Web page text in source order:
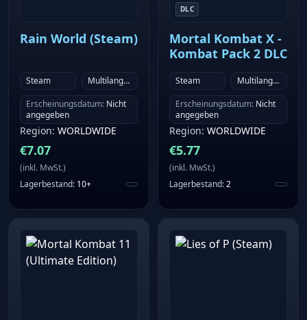
Rain World (Steam)
Steam
Multilanguage
Erscheinungsdatum: Nicht
angegeben
Region: WORLDWIDE
€7.07
(inkl. MwSt.)
Lagerbestand: 10+
DLC
Mortal Kombat X -
Kombat Pack 2 DLC
Steam
Multilanguage
Erscheinungsdatum: Nicht
angegeben
Region: WORLDWIDE
€5.77
(inkl. MwSt.)
Lagerbestand:2